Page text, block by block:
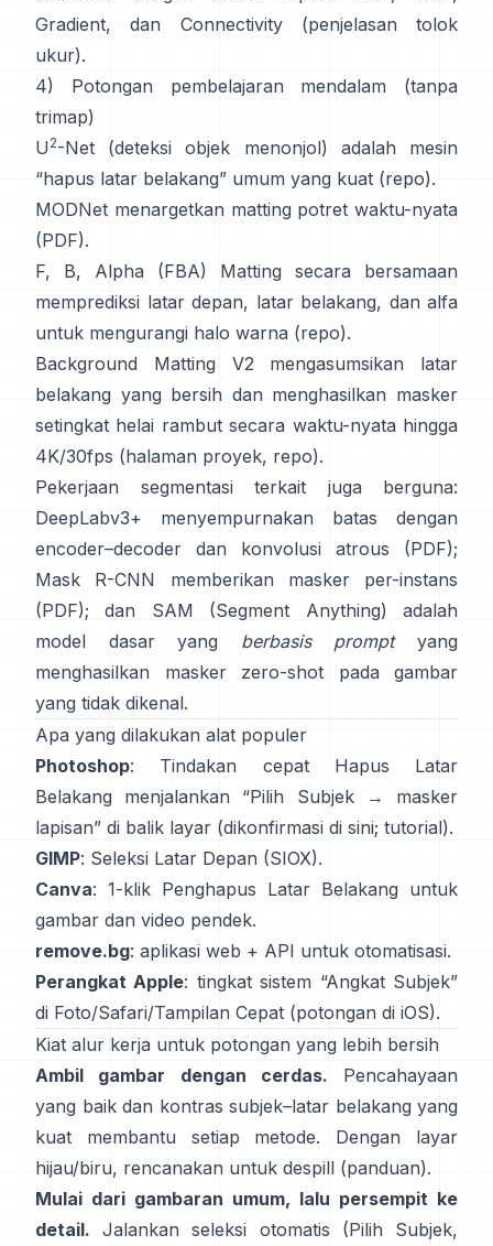
Gradient, dan Connectivity (penjelasan tolok
ukur).
4) Potongan pembelajaran mendalam (tanpa
trimap)
U 2-Net (deteksi objek menonjol) adalah mesin
“hapus latar belakang” umum yang kuat (repo).
MODNet menargetkan matting potret waktu-nyata
(PDF).
F, B, Alpha (FBA) Matting secara bersamaan
memprediksi latar depan, latar belakang, dan alfa
untuk mengurangi halo warna (repo).
Background Matting V2 mengasumsikan latar
belakang yang bersih dan menghasilkan masker
setingkat helai rambut secara waktu-nyata hingga
4K/30fps (halaman proyek, repo).
Pekerjaan segmentasi terkait juga berguna:
DeepLabv3+ menyempurnakan batas dengan
encoder–decoder dan konvolusi atrous
(PDF);
Mask R-CNN
memberikan masker per-instans
(PDF); dan SAM (Segment Anything) adalah
model dasar yang
berbasis promptyang
menghasilkan masker zero-shot pada gambar
yang tidak dikenal.
Apa yang dilakukan alat populer
Photoshop: Tindakan cepat Hapus Latar
Belakang menjalankan “Pilih Subjek → masker
lapisan” di balik layar (dikonfirmasi di sini; tutorial).
GIMP: Seleksi Latar Depan (SIOX).
Canva: 1-klik Penghapus Latar Belakang untuk
gambar dan video pendek.
remove.bg: aplikasi web + API untuk otomatisasi.
Perangkat Apple: tingkat sistem “Angkat Subjek”
di Foto/Safari/Tampilan Cepat (potongan di iOS).
Kiat alur kerja untuk potongan yang lebih bersih
Ambil gambar dengan cerdas. Pencahayaan
yang baik dan kontras subjek–latar belakang yang
kuat membantu setiap metode. Dengan layar
hijau/biru, rencanakan untuk despill (panduan).
Mulai dari gambaran umum, lalu persempit ke
detail. Jalankan seleksi otomatis (Pilih Subjek,